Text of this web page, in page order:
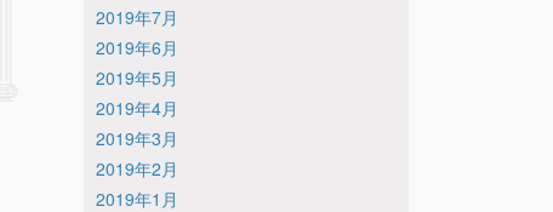
2019年7月
2019年6月
2019年5月
2019年4月
2019年3月
2019年2月
2019年1月